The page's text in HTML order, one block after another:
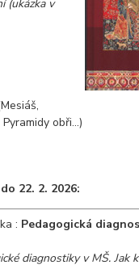
(ukázka v
obři...)
22. 2. 2026:
: Pedagogická
diagnostiky v MŠ. Jak